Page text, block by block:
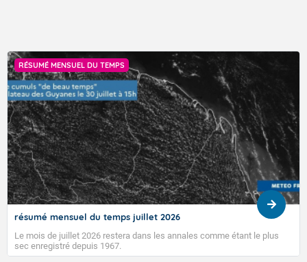
RÉSUMÉ MENSUEL DU TEMPS
résumé mensuel du temps juillet 2026
Le mois de juillet 2026 restera dans les annales comme étant le plus
sec enregistré depuis 1967.